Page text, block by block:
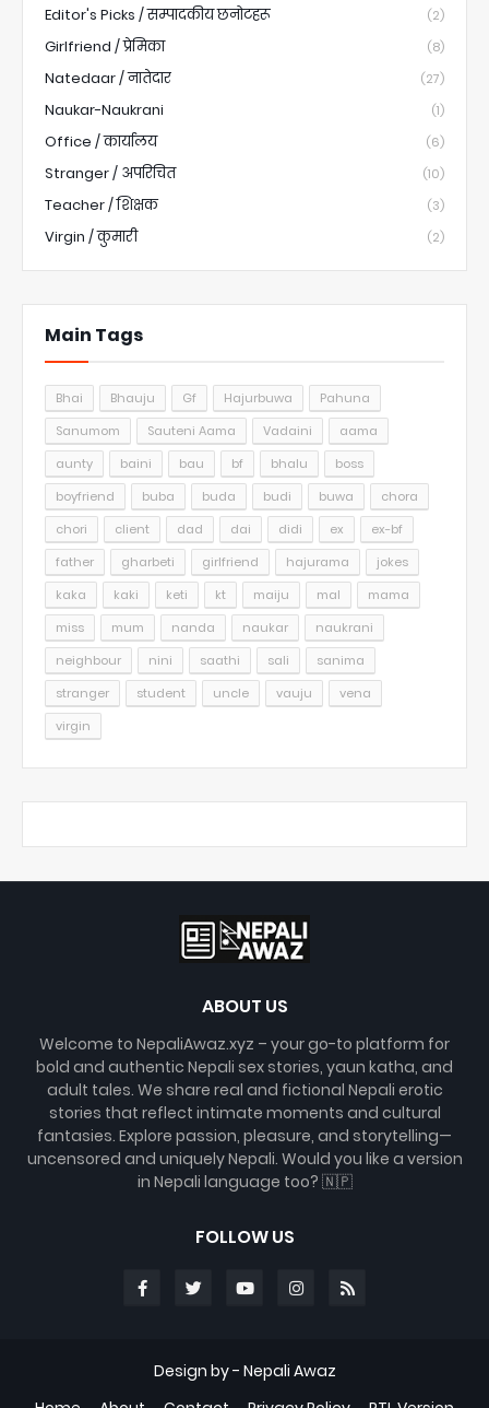
Editor's Picks / सम्पादकीय छनोटहरू (2)
Girlfriend / प्रेमिका (8)
Natedaar / नातेदार (27)
Naukar-Naukrani (1)
Office / कार्यालय (6)
Stranger / अपरिचित (10)
Teacher / शिक्षक (3)
Virgin / कुमारी (2)
Main Tags
Bhai Bhauju Gf Hajurbuwa
Pahuna
Sanumom
Sauteni Aama Vadaini
aama
aunty
baini bau bf bhalu
boss
boyfriend
buba buda budi buwa
chora
chori
client dad dai didi ex
ex-bf
father
gharbeti girlfriend hajurama
jokes
kaka
kaki keti kt maiju mal
mama
miss
mum nanda naukar
naukrani
neighbour
nini saathi sali
sanima
stranger
student uncle vauju
vena
virgin
ABOUT US
Welcome to NepaliAwaz.xyz – your go-to platform for
bold and authentic Nepali sex stories, yaun katha, and
adult tales. We share real and fictional Nepali erotic
stories that reflect intimate moments and cultural
fantasies. Explore passion, pleasure, and storytelling—
uncensored and uniquely Nepali. Would you like a version
in Nepali language too? 🇳🇵
FOLLOW US
Design by - Nepali Awaz